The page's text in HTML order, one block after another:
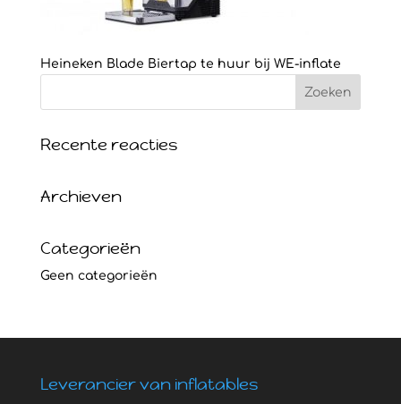
Heineken Blade Biertap te huur bij WE-inflate
Recente reacties
Archieven
Categorieën
Geen categorieën
Leverancier van inflatables